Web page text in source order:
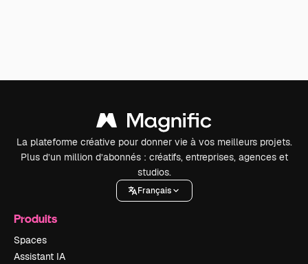
La plateforme créative pour donner vie à vos meilleurs projets.
Plus d’un million d’abonnés : créatifs, entreprises, agences et
studios.
Français
Produits
Spaces
Assistant IA